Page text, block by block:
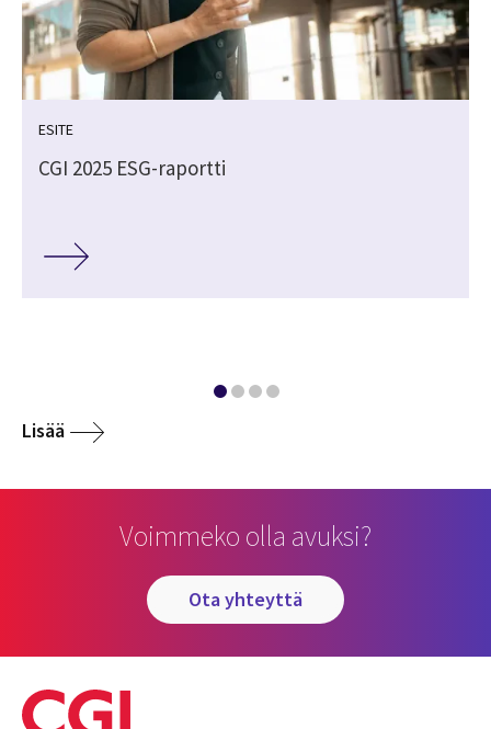
ESITE
CGI 2025 ESG-raportti
Lisää
Voimmeko olla avuksi?
ota yhteyttä